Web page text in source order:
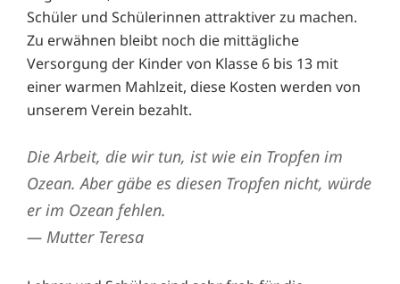
Schüler und Schülerinnen attraktiver zu machen.
Zu erwähnen bleibt noch die mittägliche
Versorgung der Kinder von Klasse 6 bis 13 mit
einer warmen Mahlzeit, diese Kosten werden von
unserem Verein bezahlt.
Die Arbeit, die wir tun, ist wie ein Tropfen im
Ozean. Aber gäbe es diesen Tropfen nicht, würde
er im Ozean fehlen.
— Mutter Teresa